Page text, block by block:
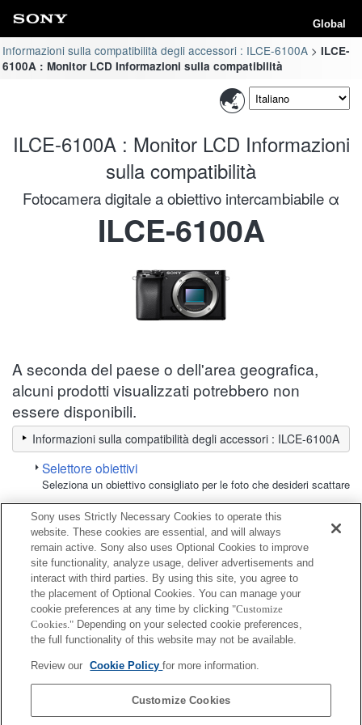
Global
Informazioni sulla compatibilità degli accessori : ILCE-6100A
ILCE-
6100A : Monitor LCD Informazioni sulla compatibilità
ILCE-6100A : Monitor LCD Informazioni
sulla compatibilità
Fotocamera digitale a obiettivo intercambiabile α
ILCE-6100A
A seconda del paese o dell'area geografica,
alcuni prodotti visualizzati potrebbero non
essere disponibili.
Informazioni sulla compatibilità degli accessori : ILCE-6100A
Selettore obiettivi
Seleziona un obiettivo consigliato per le foto che desideri scattare
Monitor LCD
Completamente compatibile
Compatibile, ma con restrizioni
CLM-FHD5
CLM-V55
Sony uses Strictly Necessary Cookies to operate this
website. These cookies are essential, and will always
remain active. Sony also uses Optional Cookies to improve
site functionality, analyze usage, deliver advertisements and
interact with third parties. By using this site, you agree to
the placement of Optional Cookies. You can manage your
cookie preferences at any time by clicking "Customize
Cookies." Depending on your selected cookie preferences,
the full functionality of this website may not be available.
Review our Cookie Policyfor more information.
Customize Cookies